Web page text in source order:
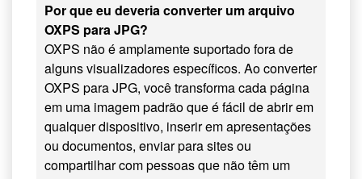
Por que eu deveria converter um arquivo
OXPS para JPG?
OXPS não é amplamente suportado fora de
alguns visualizadores específicos. Ao converter
OXPS para JPG, você transforma cada página
em uma imagem padrão que é fácil de abrir em
qualquer dispositivo, inserir em apresentações
ou documentos, enviar para sites ou
compartilhar com pessoas que não têm um